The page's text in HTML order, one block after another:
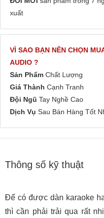
xuất
VÌ SAO BẠN NÊN CHỌN
AUDIO ?
Sản Phẩm Chất Lượng
Giá Thành Cạnh Tranh
Đội Ngũ Tay Nghề Cao
Dịch Vụ Sau Bán Hàng Tốt
Thông số kỹ thuật
Để có được dàn karaoke
thì cần phải trải qua rất